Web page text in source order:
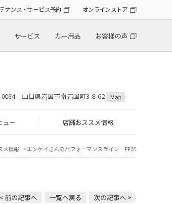
ナンス・サービス予約 オンラインストア
サービス カー用品 お客様の声
0034 山口県岩国市南岩国町3-8-62 Map
ュー 店舗おススメ情報
メ情報 エンケイさんのパフォーマンスライン PF05
< 前の記事へ 一覧へ戻る 次の記事へ >